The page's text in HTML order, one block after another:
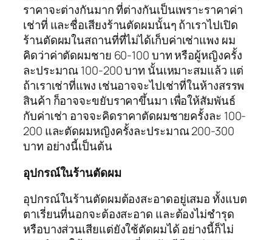
ราคาจะต่างกันมาก ที่ต่างกันเป็นเพราะราคาค่า
เช่าที่ และชื่อเสียงร้านตัดผมนั้นๆ ถ้าเราไปเปิด
ร้านตัดผมในสถานที่ที่ไม่ได้เก็บค่าเช่าแพง ผม
คิดว่าค่าตัดผมชาย 60-100 บาท หรือผู้หญิงครั้ง
ละประมาณ 100-200 บาท นั้นเหมาะสมแล้ว แต่
ถ้าเราเช่าที่แพง เช่นอาจจะไปเช่าที่ในห้างสรรพ
สินค้า ก็อาจจะขยับราคาขึ้นมา เพื่อให้สัมพันธ์
กับค่าเช่า อาจจะคิดราคาตัดผมชายครั้งละ 100-
200 และตัดผมหญิงครั้งละประมาณ 200-300
บาท อย่างนี้เป็นต้น
อุปกรณ์ในร้านตัดผม
อุปกรณ์ในร้านตัดผมต้องสะอาดอยู่เสมอ ทั้งแบต
ตาเรี่ยนที่นอกจะต้องสะอาด และต้องไม่ชำรุด
หรือบางส่วนเสียแต่ยังใช้ตัดผมได้ อย่างนี้ก็ไม่